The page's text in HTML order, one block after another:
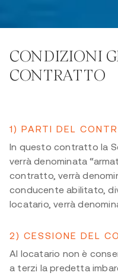
CONDIZIONI
CONTRATTO
1) PARTI DEL
In questo contratto la
verrà denominata
contratto, verrà
conducente abilitato,
locatario, verrà
2) CESSIONE DEL
Al locatario non è
a terzi la predetta